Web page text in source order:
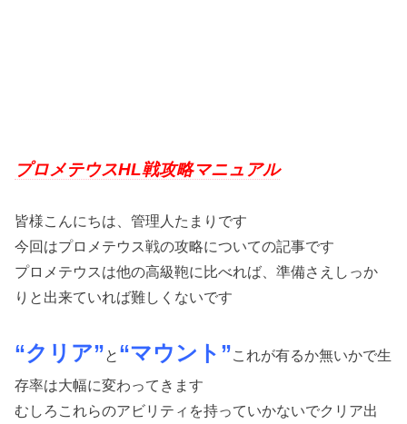
プロメテウスHL戦攻略マニュアル
皆様こんにちは、管理人たまりです
今回はプロメテウス戦の攻略についての記事です
プロメテウスは他の高級鞄に比べれば、準備さえしっか
りと出来ていれば難しくないです
“クリア”と “マウント”これが有るか無いかで生
存率は大幅に変わってきます
むしろこれらのアビリティを持っていかないでクリア出